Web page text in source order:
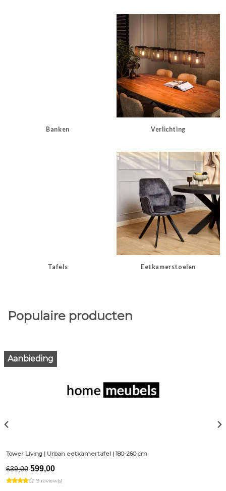
Banken Verlichting
Tafels Eetkamerstoelen
Populaire producten
Aanbieding
Tower Living | Urban eetkamertafel | 180-260 cm
639,00 Original
price
was:
599,00Current
is:
9 review(s)